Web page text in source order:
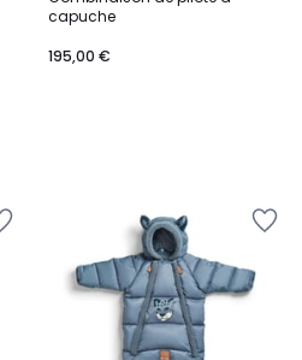
capuche
195,00 €